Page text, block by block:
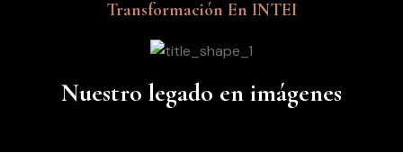
Transformación En INTEI
Nuestro legado en imágenes